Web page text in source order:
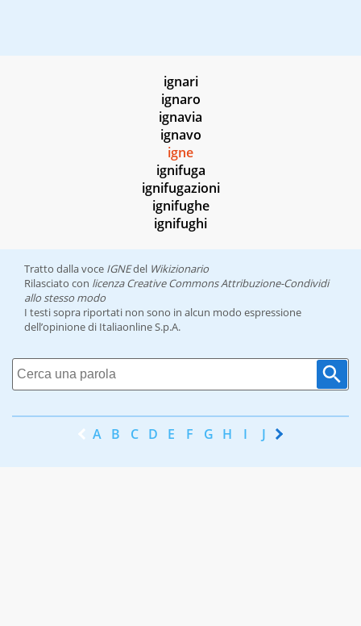
ignari
ignaro
ignavia
ignavo
igne
ignifuga
ignifugazioni
ignifughe
ignifughi
Tratto dalla voce IGNEdel Wikizionario
Rilasciato con licenza Creative Commons Attribuzione-Condividi
allo stesso modo
I testi sopra riportati non sono in alcun modo espressione
dell’opinione di Italiaonline S.p.A.
A B C D E F G H I J K